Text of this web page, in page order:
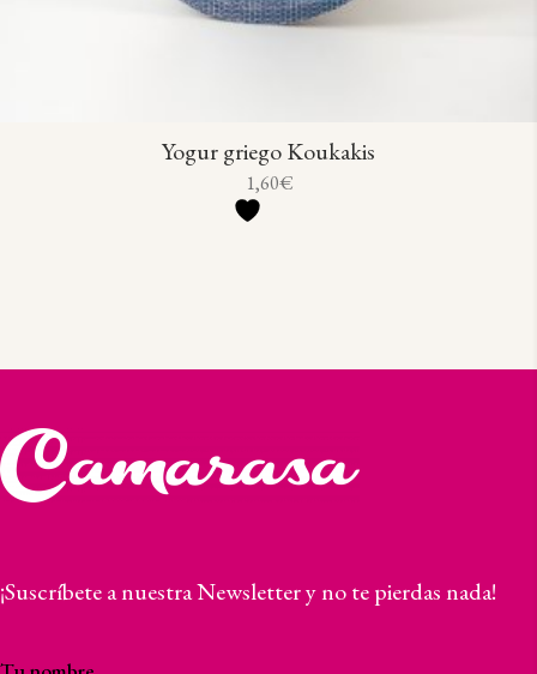
Yogur griego Koukakis
1,60€
¡Suscríbete a nuestra Newsletter y no te pierdas nada!